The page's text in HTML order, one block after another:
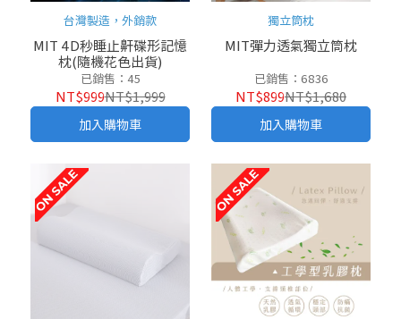
台灣製造，外銷款
MIT 4D秒睡止鼾碟形記憶
枕(隨機花色出貨)
已銷售：45
NT$999NT$1,999
加入購物車
獨立筒枕
MIT彈力透氣獨立筒枕
已銷售：6836
NT$899NT$1,680
加入購物車